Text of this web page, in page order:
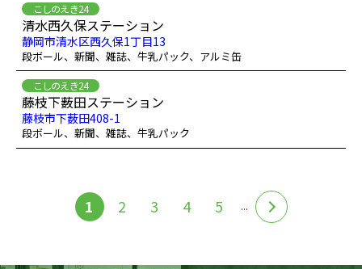
こしのえき24
清水西久保ステーション
静岡市清水区西久保1丁目13
段ボール、新聞、雑誌、牛乳パック、アルミ缶
こしのえき24
藤枝下薮田ステーション
藤枝市下薮田408-1
段ボール、新聞、雑誌、牛乳パック
1 2 3 4 5 ...